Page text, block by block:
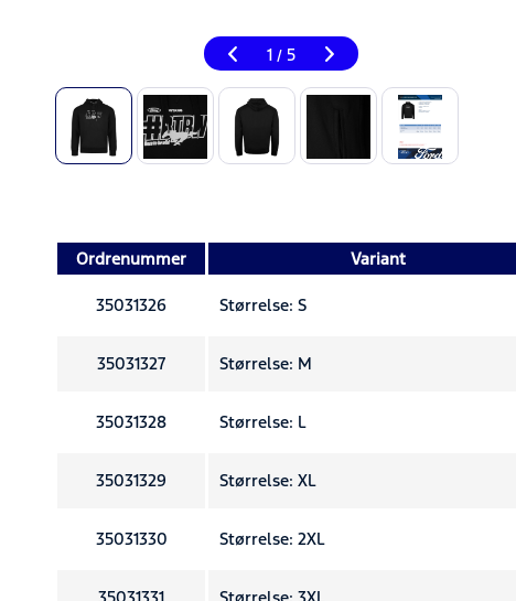
1 / 5
Ordrenummer Variant
35031326 Størrelse: S
35031327 Størrelse: M
35031328 Størrelse: L
35031329 Størrelse: XL
35031330 Størrelse: 2XL
35031331 Størrelse: 3XL